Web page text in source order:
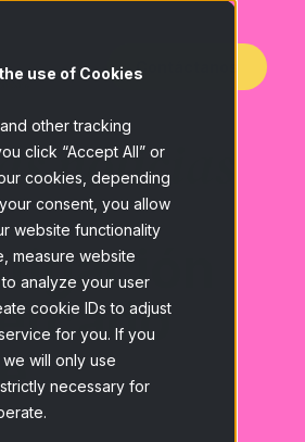
use of Cookies
other tracking
click “Accept All” or
cookies, depending
consent, you allow
website functionality
measure website
analyze your user
cookie IDs to adjust
for you. If you
we will only use
necessary for
Contáctanos
noticias